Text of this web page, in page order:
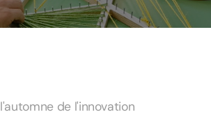
l'automne de l'innovation